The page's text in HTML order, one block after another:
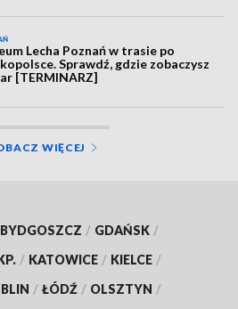
Lecha Poznań w trasie po
Sprawdź, gdzie zobaczysz
[TERMINARZ]
WIĘCEJ
BYDGOSZCZ / GDAŃSK /
/ KATOWICE / KIELCE /
/ ŁÓDŹ / OLSZTYN /